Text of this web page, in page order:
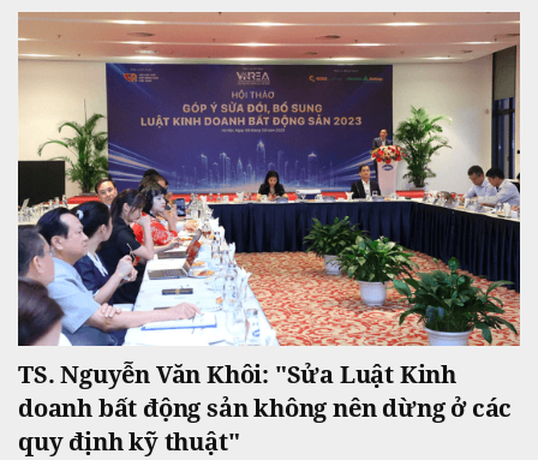
TS. Nguyễn Văn Khôi: "Sửa Luật Kinh
doanh bất động sản không nên dừng ở các
quy định kỹ thuật"